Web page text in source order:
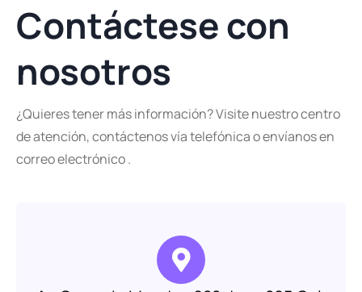
Contáctese con
nosotros
¿Quieres tener más información? Visite nuestro centro
de atención, contáctenos vía telefónica o envíanos en
correo electrónico .